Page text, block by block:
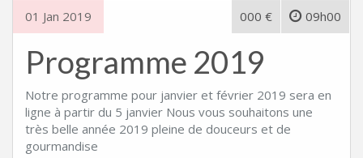
01 Jan 2019 09h00
000 €
Programme 2019
Notre programme pour janvier et février 2019 sera en
ligne à partir du 5 janvier Nous vous souhaitons une
très belle année 2019 pleine de douceurs et de
gourmandise